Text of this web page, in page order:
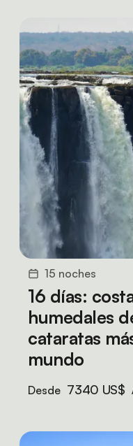
15 noches
16 días:
humedales
cataratas
mundo
Desde 7340 US$